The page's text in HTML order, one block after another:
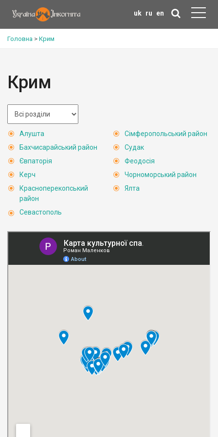
uk ru en
Головна > Крим
Крим
Алушта
Бахчисарайський район
Євпаторія
Керч
Красноперекопський
район
Севастополь
Сімферопольський район
Судак
Феодосія
Чорноморський район
Ялта